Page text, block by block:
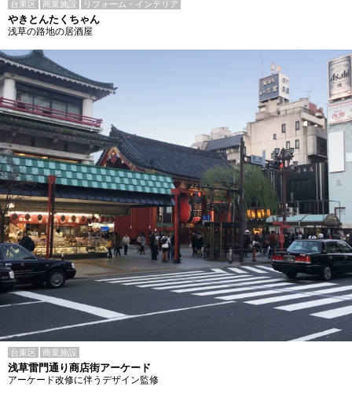
台東区 商業施設 リフォーム・インテリア
やきとんたくちゃん
浅草の路地の居酒屋
台東区 商業施設
浅草雷門通り商店街アーケード
アーケード改修に伴うデザイン監修